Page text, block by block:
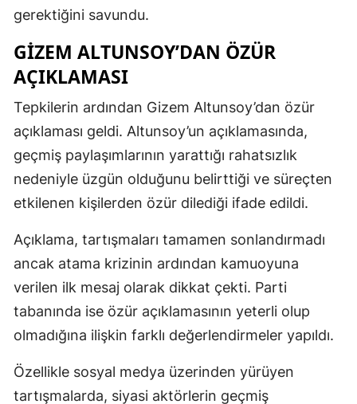
gerektiğini savundu.
GIZEM ALTUNSOY’DAN ÖZÜR
AÇIKLAMASI
Tepkilerin ardından Gizem Altunsoy’dan özür
açıklaması geldi. Altunsoy’un açıklamasında,
geçmiş paylaşımlarının yarattığı rahatsızlık
nedeniyle üzgün olduğunu belirttiği ve süreçten
etkilenen kişilerden özür dilediği ifade edildi.
Açıklama, tartışmaları tamamen sonlandırmadı
ancak atama krizinin ardından kamuoyuna
verilen ilk mesaj olarak dikkat çekti. Parti
tabanında ise özür açıklamasının yeterli olup
olmadığına ilişkin farklı değerlendirmeler yapıldı.
Özellikle sosyal medya üzerinden yürüyen
tartışmalarda, siyasi aktörlerin geçmiş